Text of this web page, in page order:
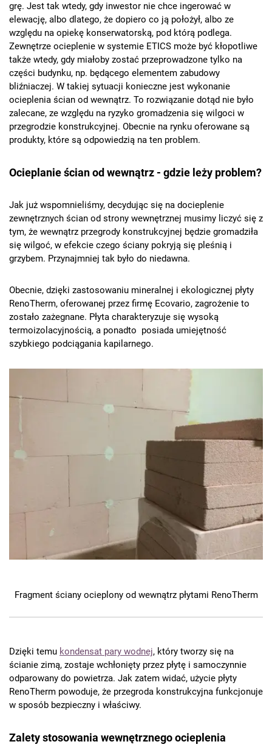
grę. Jest tak wtedy, gdy inwestor nie chce ingerować w
elewację, albo dlatego, że dopiero co ją położył, albo ze
względu na opiekę konserwatorską, pod którą podlega.
Zewnętrze ocieplenie w systemie ETICS może być kłopotliwe
także wtedy, gdy miałoby zostać przeprowadzone tylko na
części budynku, np. będącego elementem zabudowy
bliźniaczej. W takiej sytuacji konieczne jest wykonanie
ocieplenia ścian od wewnątrz. To rozwiązanie dotąd nie było
zalecane, ze względu na ryzyko gromadzenia się wilgoci w
przegrodzie konstrukcyjnej. Obecnie na rynku oferowane są
produkty, które są odpowiedzią na ten problem.
Ocieplanie ścian od wewnątrz - gdzie leży problem?
Jak już wspomnieliśmy, decydując się na docieplenie
zewnętrznych ścian od strony wewnętrznej musimy liczyć się z
tym, że wewnątrz przegrody konstrukcyjnej będzie gromadziła
się wilgoć, w efekcie czego ściany pokryją się pleśnią i
grzybem. Przynajmniej tak było do niedawna.
Obecnie, dzięki zastosowaniu mineralnej i ekologicznej płyty
RenoTherm, oferowanej przez firmę Ecovario, zagrożenie to
zostało zażegnane. Płyta charakteryzuje się wysoką
termoizolacyjnością, a ponadto posiada umiejętność
szybkiego podciągania kapilarnego.
Fragment ściany ocieplony od wewnątrz płytami RenoTherm
Dzięki temu kondensat pary wodnej, który tworzy się na
ścianie zimą, zostaje wchłonięty przez płytę i samoczynnie
odparowany do powietrza. Jak zatem widać, użycie płyty
RenoTherm powoduje, że przegroda konstrukcyjna funkcjonuje
w sposób bezpieczny i właściwy.
Zalety stosowania wewnętrznego ocieplenia